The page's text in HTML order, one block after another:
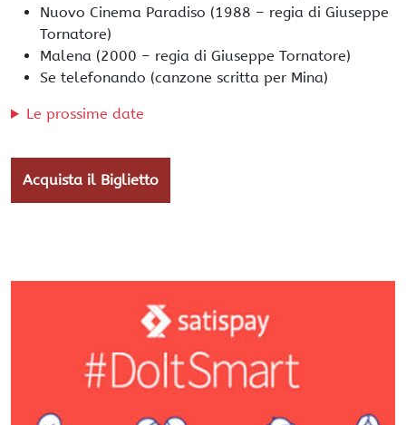
Nuovo Cinema Paradiso (1988 – regia di Giuseppe
Tornatore)
Malena (2000 – regia di Giuseppe Tornatore)
Se telefonando (canzone scritta per Mina)
Le prossime date
Acquista il Biglietto